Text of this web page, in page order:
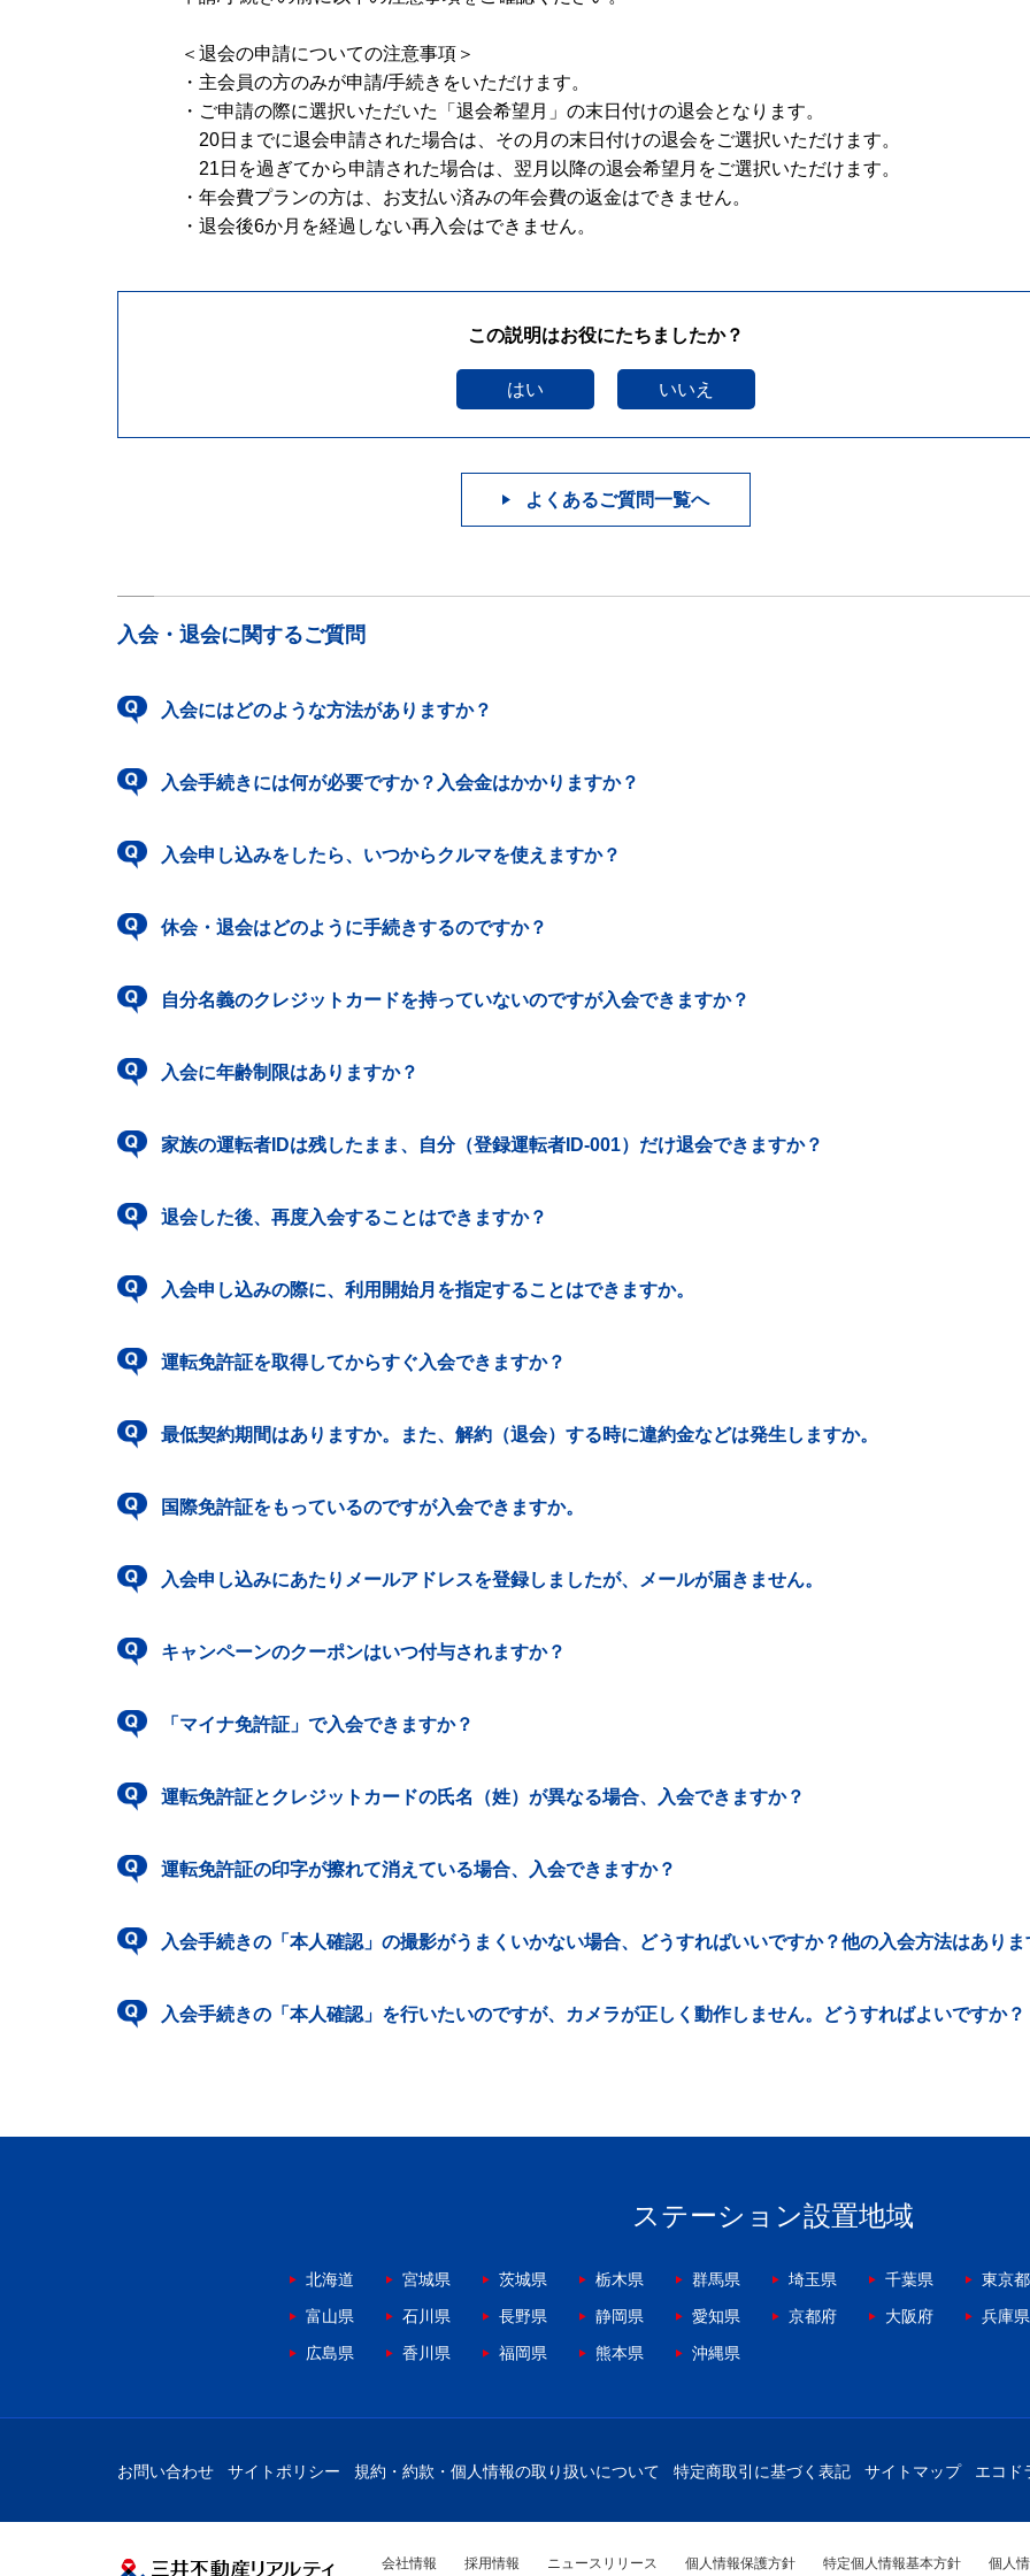
＜退会の申請についての注意事項＞
・主会員の方のみが申請/手続きをいただけます。
・ご申請の際に選択いただいた「退会希望月」の末日付けの退会となります。
20日までに退会申請された場合は、その月の末日付けの退会をご選択いただけます。
21日を過ぎてから申請された場合は、翌月以降の退会希望月をご選択いただけます。
・年会費プランの方は、お支払い済みの年会費の返金はできません。
・退会後6か月を経過しない再入会はできません。
この説明はお役にたちましたか？
はい いいえ
よくあるご質問一覧へ
入会・退会に関するご質問
入会にはどのような方法がありますか？
入会手続きには何が必要ですか？入会金はかかりますか？
入会申し込みをしたら、いつからクルマを使えますか？
休会・退会はどのように手続きするのですか？
自分名義のクレジットカードを持っていないのですが入会できますか？
入会に年齢制限はありますか？
家族の運転者IDは残したまま、自分（登録運転者ID-001）だけ退会できますか？
退会した後、再度入会することはできますか？
入会申し込みの際に、利用開始月を指定することはできますか。
運転免許証を取得してからすぐ入会できますか？
最低契約期間はありますか。また、解約（退会）する時に違約金などは発生しますか。
国際免許証をもっているのですが入会できますか。
入会申し込みにあたりメールアドレスを登録しましたが、メールが届きません。
キャンペーンのクーポンはいつ付与されますか？
「マイナ免許証」で入会できますか？
運転免許証とクレジットカードの氏名（姓）が異なる場合、入会できますか？
運転免許証の印字が擦れて消えている場合、入会できますか？
入会手続きの「本人確認」の撮影がうまくいかない場合、どうすればいいですか？他の入会方法はありま
入会手続きの「本人確認」を行いたいのですが、カメラが正しく動作しません。どうすればよいですか？
ステーション設置地域
北海道 宮城県 茨城県 栃木県 群馬県 埼玉県 千葉県
東京都
富山県
石川県 長野県 静岡県 愛知県 京都府 大阪府
兵庫県
広島県
香川県 福岡県 熊本県 沖縄県
お問い合わせ サイトポリシー 規約・約款・個人情報の取り扱いについて 特定商取引に基づく表記 サイトマップ エコド
会社情報 採用情報 ニュースリリース 個人情報保護方針 特定個人情報基本方針 個人